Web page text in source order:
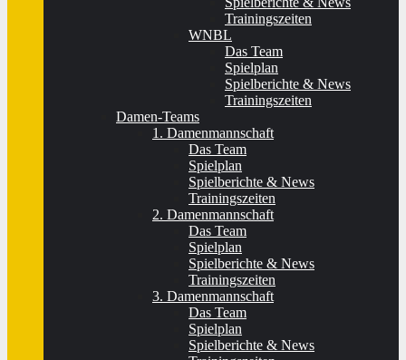
Trainingszeiten
WNBL
Das Team
Spielplan
Spielberichte & News
Trainingszeiten
Damen-Teams
1. Damenmannschaft
Das Team
Spielplan
Spielberichte & News
Trainingszeiten
2. Damenmannschaft
Das Team
Spielplan
Spielberichte & News
Trainingszeiten
3. Damenmannschaft
Das Team
Spielplan
Spielberichte & News